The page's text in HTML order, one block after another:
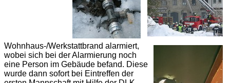
Wohnhaus-/Werkstattbrand alarmiert,
wobei sich bei der Alarmierung noch
eine Person im Gebäude befand. Diese
wurde dann sofort bei Eintreffen der